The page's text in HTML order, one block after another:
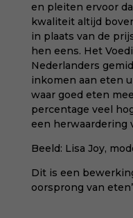
en pleiten ervoor
kwaliteit altijd
in plaats van de
hen eens. Het
Nederlanders
inkomen aan eten
waar goed eten
percentage veel
een herwaardering
Beeld: Lisa Joy,
Dit is een
oorsprong van